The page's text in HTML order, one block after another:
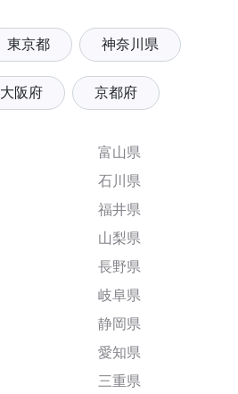
東京都 神奈川県
大阪府 京都府
富山県
石川県
福井県
山梨県
長野県
岐阜県
静岡県
愛知県
三重県